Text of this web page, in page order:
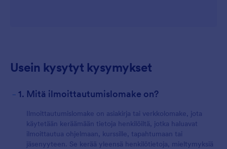
Usein kysytyt kysymykset
- 1. Mitä ilmoittautumislomake on?
Ilmoittautumislomake on asiakirja tai verkkolomake, jota
käytetään keräämään tietoja henkilöiltä, jotka haluavat
ilmoittautua ohjelmaan, kurssille, tapahtumaan tai
jäsenyyteen. Se kerää yleensä henkilötietoja, mieltymyksiä